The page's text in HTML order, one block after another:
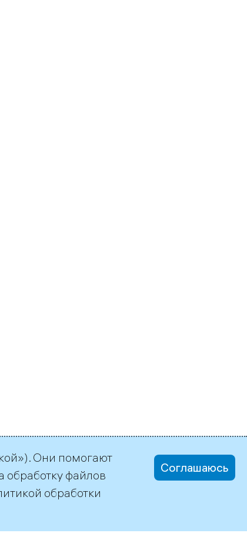
Они помогают
обработку файлов
обработки
Соглашаюсь